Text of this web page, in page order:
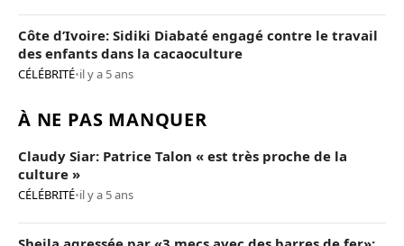
Côte d’Ivoire: Sidiki Diabaté engagé contre le travail
des enfants dans la cacaoculture
CÉLÉBRITÉ•il y a 5 ans
À NE PAS MANQUER
Claudy Siar: Patrice Talon « est très proche de la
culture »
CÉLÉBRITÉ•il y a 5 ans